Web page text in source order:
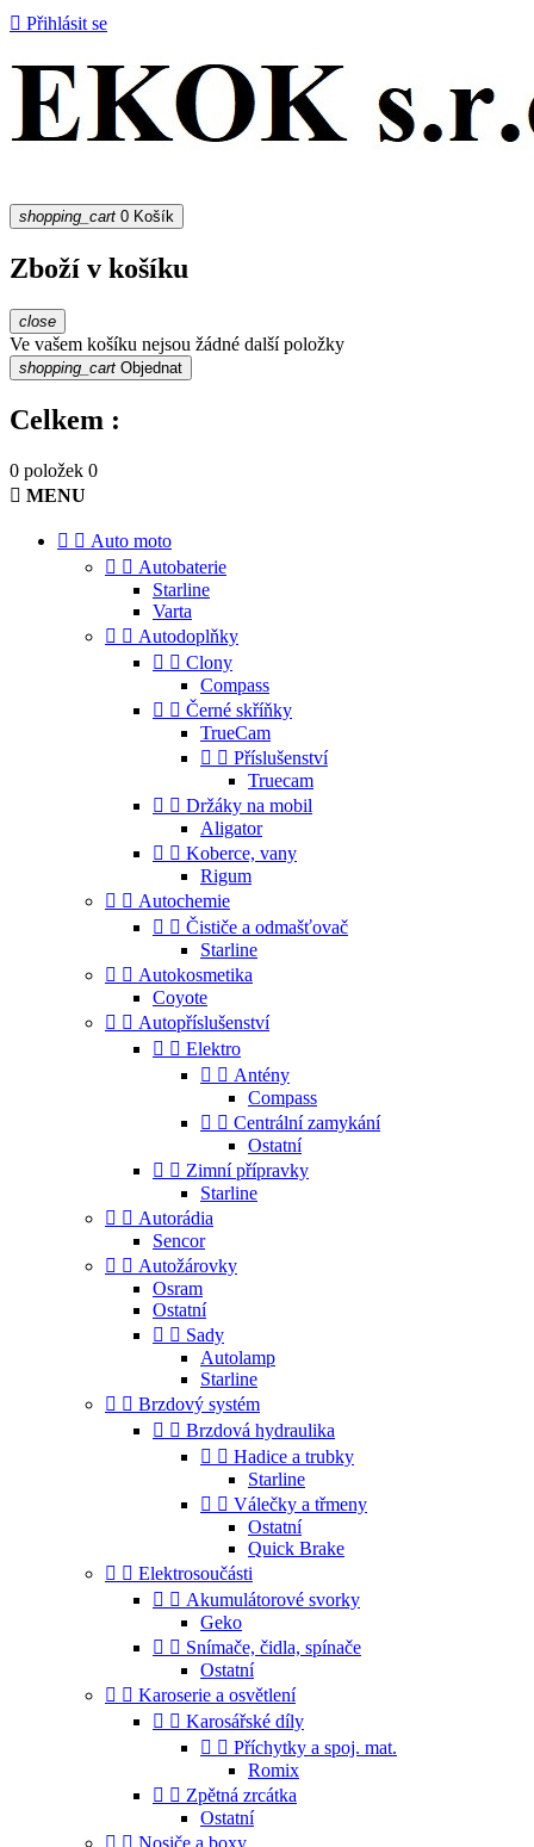
 Přihlásit se
shopping_cart 0 Košík
Zboží v košíku
close
Ve vašem košíku nejsou žádné další položky
shopping_cart Objednat
Celkem :
0 položek 0
 MENU
  Auto moto
  Autobaterie
Starline
Varta
  Autodoplňky
  Clony
Compass
  Černé skříňky
TrueCam
  Příslušenství
Truecam
  Držáky na mobil
Aligator
  Koberce, vany
Rigum
  Autochemie
  Čističe a odmašťovač
Starline
  Autokosmetika
Coyote
  Autopříslušenství
  Elektro
  Antény
Compass
  Centrální zamykání
Ostatní
  Zimní přípravky
Starline
  Autorádia
Sencor
  Autožárovky
Osram
Ostatní
  Sady
Autolamp
Starline
  Brzdový systém
  Brzdová hydraulika
  Hadice a trubky
Starline
  Válečky a třmeny
Ostatní
Quick Brake
  Elektrosoučásti
  Akumulátorové svorky
Geko
  Snímače, čidla, spínače
Ostatní
  Karoserie a osvětlení
  Karosářské díly
  Příchytky a spoj. mat.
Romix
  Zpětná zrcátka
Ostatní
  Nosiče a boxy